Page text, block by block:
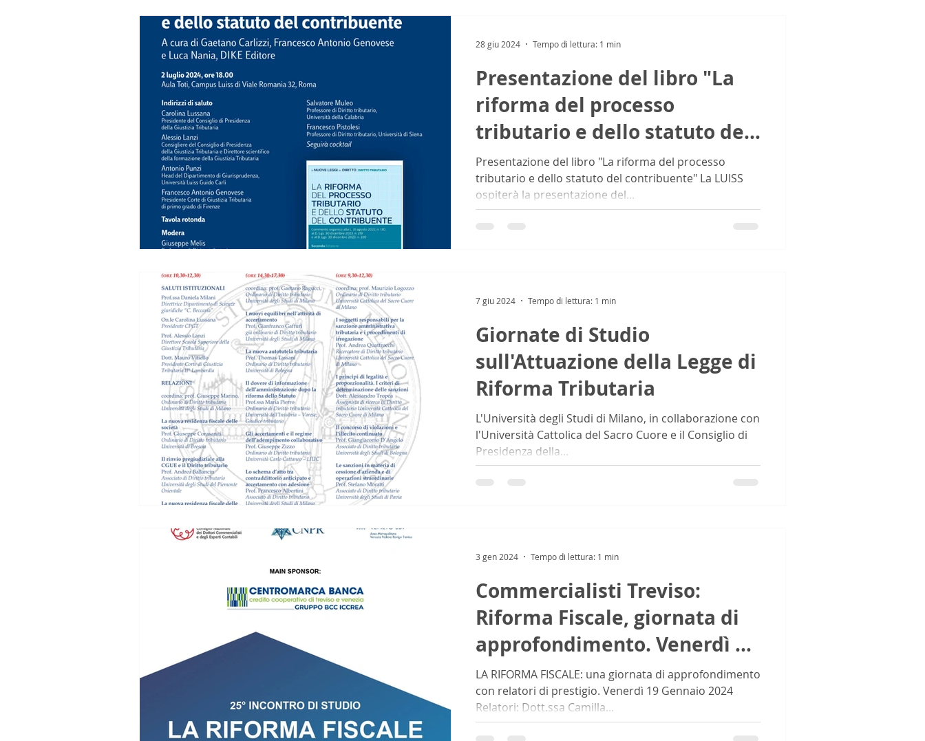
Presentazione del libro "La
riforma del processo
tributario e dello statuto del
contribuente"
Presentazione del libro "La riforma del processo
tributario e dello statuto del contribuente" La LUISS
ospiterà la presentazione del...
28 giu 2024 Tempo di lettura: 1 min
Giornate di Studio
sull'Attuazione della Legge di
Riforma Tributaria
L'Università degli Studi di Milano, in collaborazione con
l'Università Cattolica del Sacro Cuore e il Consiglio di
Presidenza della...
7 giu 2024 Tempo di lettura: 1 min
Commercialisti Treviso:
Riforma Fiscale, giornata di
approfondimento. Venerdì 19
Gennaio
LA RIFORMA FISCALE: una giornata di approfondimento
con relatori di prestigio. Venerdì 19 Gennaio 2024
Relatori: Dott.ssa Camilla...
3 gen 2024 Tempo di lettura: 1 min